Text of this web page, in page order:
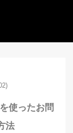
使ったお問
法